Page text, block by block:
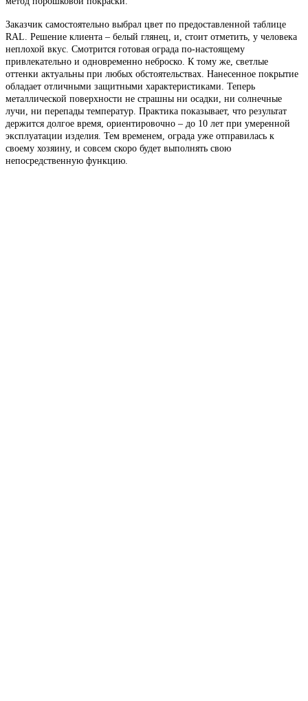
Заказчик самостоятельно выбрал цвет по предоставленной таблице
RAL. Решение клиента – белый глянец, и, стоит отметить, у человека
неплохой вкус. Смотрится готовая ограда по-настоящему
привлекательно и одновременно неброско. К тому же, светлые
оттенки актуальны при любых обстоятельствах. Нанесенное покрытие
обладает отличными защитными характеристиками. Теперь
металлической поверхности не страшны ни осадки, ни солнечные
лучи, ни перепады температур. Практика показывает, что результат
держится долгое время, ориентировочно – до 10 лет при умеренной
эксплуатации изделия. Тем временем, ограда уже отправилась к
своему хозяину, и совсем скоро будет выполнять свою
непосредственную функцию.